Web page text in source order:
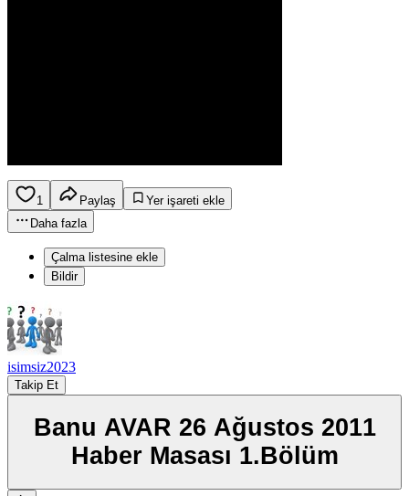
1 Paylaş
Yer işareti ekle
Daha fazla
Çalma listesine ekle
Bildir
isimsiz2023
Takip Et
Banu AVAR 26 Ağustos 2011
Haber Masası 1.Bölüm